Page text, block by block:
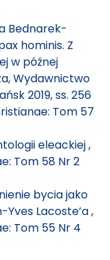
Bednarek-
hominis. Z
w późnej
Wydawnictwo
2019, ss. 256
Tom 57
eleackiej,
Tom 58 Nr 2
bycia jako
Yves Lacoste’a,
Tom 55 Nr 4